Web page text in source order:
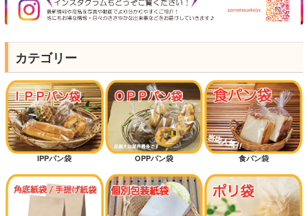
カテゴリー
IPPパン袋 OPPパン袋 食パン袋